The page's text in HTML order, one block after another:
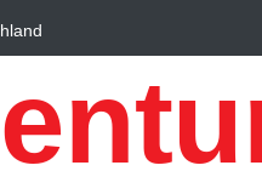
Wintersportorte als
Qualitätstourismus